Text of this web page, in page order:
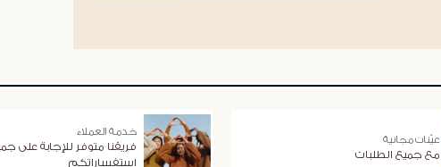
عيّنات مجانية
مع جميع الطلبات
خدمة العملاء
فريقنا متوفر للإجابة على
استفساراتكم